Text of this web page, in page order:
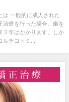
は 一般的に成人された
治療を行った場合、歯を
２年はかかります。しか
ルチコトミ...